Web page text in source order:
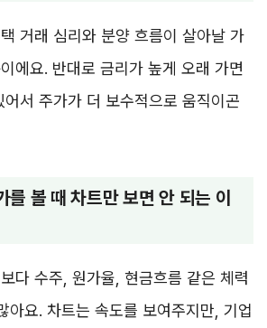
거래 심리와 분양 흐름이 살아날 가
에요. 반대로 금리가 높게 오래 가면
서 주가가 더 보수적으로 움직이곤
를 볼 때 차트만 보면 안 되는 이
다 수주, 원가율, 현금흐름 같은 체력
아요. 차트는 속도를 보여주지만, 기업